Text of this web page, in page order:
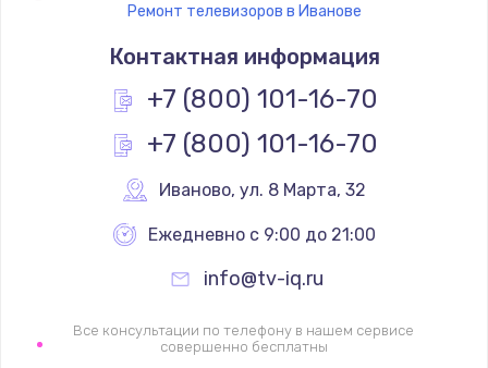
900 руб.
Заказать
900 руб.
Заказать
Не работает
1400 руб.
Ремонт телевизоров в Иванове
Контактная информация
+7 (800) 101-16-70
+7 (800) 101-16-70
Иваново, ул. 8 Марта, 32
Ежедневно с 9:00 до 21:00
info@tv-iq.ru
Все консультации по телефону в нашем сервисе
совершенно бесплатны